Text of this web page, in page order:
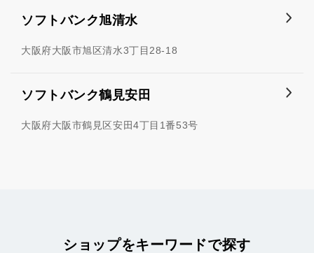
ソフトバンク旭清水
大阪府大阪市旭区清水3丁目28-18
ソフトバンク鶴見安田
大阪府大阪市鶴見区安田4丁目1番53号
ショップをキーワードで探す